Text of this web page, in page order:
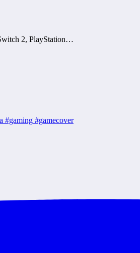
2, PlayStation…
#gaming #gamecover